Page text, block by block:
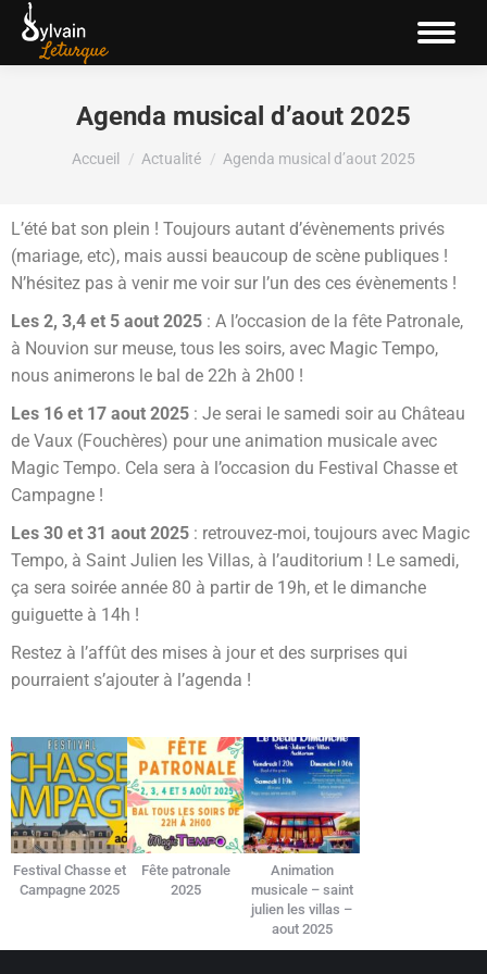
Agenda musical d’aout 2025
Vous êtes ici :
Accueil Actualité Agenda musical d’aout 2025
L’été bat son plein ! Toujours autant d’évènements privés
(mariage, etc), mais aussi beaucoup de scène publiques !
N’hésitez pas à venir me voir sur l’un des ces évènements !
Les 2, 3,4 et 5 aout 2025 : A l’occasion de la fête Patronale,
à Nouvion sur meuse, tous les soirs, avec Magic Tempo,
nous animerons le bal de 22h à 2h00 !
Les 16 et 17 aout 2025 : Je serai le samedi soir au Château
de Vaux (Fouchères) pour une animation musicale avec
Magic Tempo. Cela sera à l’occasion du Festival Chasse et
Campagne !
Les 30 et 31 aout 2025 : retrouvez-moi, toujours avec Magic
Tempo, à Saint Julien les Villas, à l’auditorium ! Le samedi,
ça sera soirée année 80 à partir de 19h, et le dimanche
guiguette à 14h !
Restez à l’affût des mises à jour et des surprises qui
pourraient s’ajouter à l’agenda !
Festival Chasse et
Campagne 2025
Fête patronale
2025
Animation
musicale – saint
julien les villas –
aout 2025